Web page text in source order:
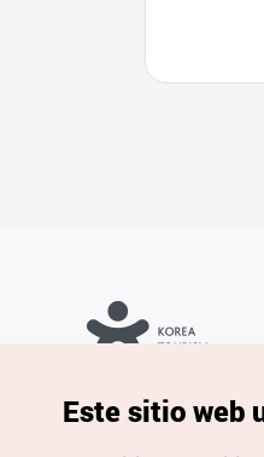
derechos reservados.
Para informes de errores y
Este sitio web